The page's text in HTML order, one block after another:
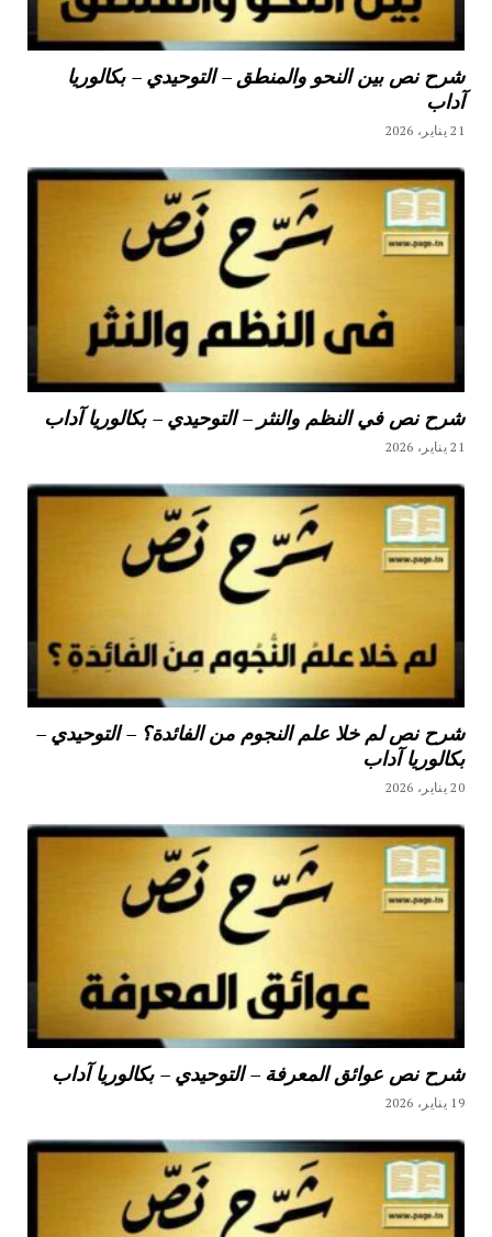
شرح نص بين النحو والمنطق – التوحيدي – بكالوريا
آداب
21 يناير، 2026
شرح نص في النظم والنثر – التوحيدي – بكالوريا آداب
21 يناير، 2026
شرح نص لم خلا علم النجوم من الفائدة؟ – التوحيدي –
بكالوريا آداب
20 يناير، 2026
شرح نص عوائق المعرفة – التوحيدي – بكالوريا آداب
19 يناير، 2026